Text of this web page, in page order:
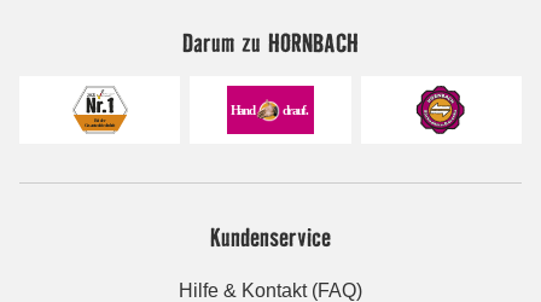
Darum zu HORNBACH
Kundenservice
Hilfe & Kontakt (FAQ)